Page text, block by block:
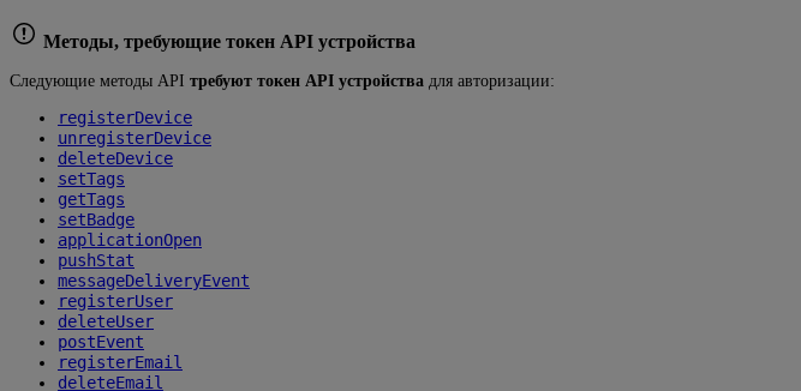
Методы, требующие токен API устройства
Следующие методы API требуют токен API устройства для авторизации:
registerDevice
unregisterDevice
deleteDevice
setTags
getTags
setBadge
applicationOpen
pushStat
messageDeliveryEvent
registerUser
deleteUser
postEvent
registerEmail
deleteEmail